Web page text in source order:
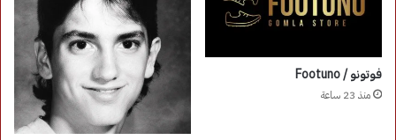
فوتونو / Footuno
منذ 23 ساعة